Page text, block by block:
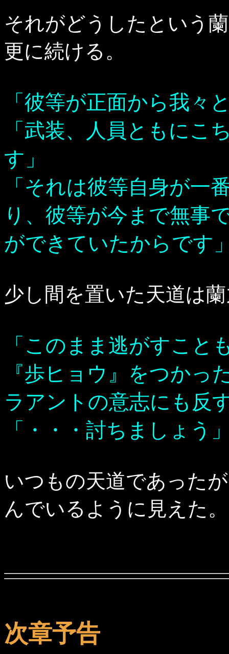
それがどうしたという
更に続ける。
「彼等が正面から我々
「武装、人員ともにこ
す」
「それは彼等自身が一
り、彼等が今まで無事
ができていたからです
少し間を置いた天道は
「このまま逃がすこと
『歩ヒョウ』をつかっ
ラアントの意志にも反
「・・・討ちましょう
いつもの天道であった
んでいるように見えた。
次章予告